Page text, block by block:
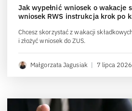
Jak wypełnić wniosek o wakacje
wniosek RWS instrukcja krok po
Chcesz skorzystać z wakacji
i złożyć wniosek do ZUS.
Małgorzata Jagusiak | 7 lipca 2026